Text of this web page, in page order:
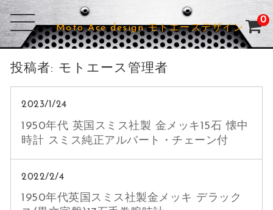
Moto Ace design モトエースデザイン
0
投稿者: モトエース管理者
2023/1/24
1950年代 英国スミス社製 金メッキ15石 懐中
時計 スミス純正アルバート・チェーン付
2022/2/4
1950年代英国スミス社製金メッキ デラック